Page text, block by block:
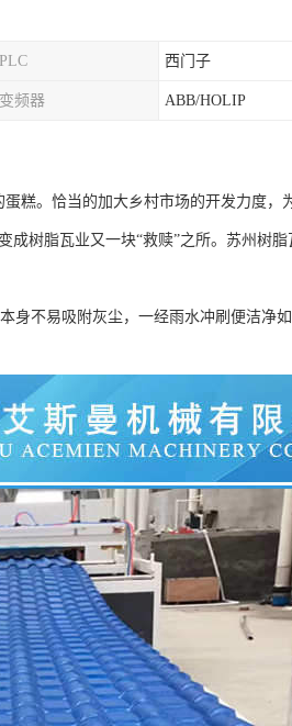
PLC 西门子
变频器 ABB/HOLIP
糕。恰当的加大乡村市场的开发力度，
成树脂瓦业又一块“救赎”之所。苏州树
身不易吸附灰尘，一经雨水冲刷便洁净